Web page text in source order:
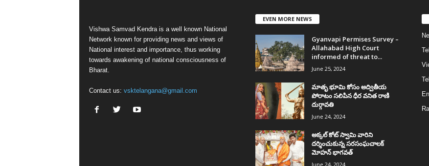
Vishwa Samvad Kendra is a well known National
Network known for providing news and views of
National interest and importance, thus working
towards awakening of national consciousness of
Bharat.
Contact us: vsktelangana@gmail.com
EVEN MORE NEWS
Gyanvapi Permises Survey –
Allahabad High Court
informed of threat to...
June 25, 2024
మాతృ భూమి కోసం అద్వితీయ
పోరాటం సలిపిన ధీర వనిత రాణి
దుర్గావతి
June 24, 2024
అక్కల్‌ కోట్‌ స్వామి వారిని
దర్శించుకున్న సరసంఘచాలక్
మోహన్ భాగవత్
June 24, 2024